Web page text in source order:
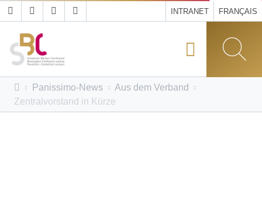
INTRANET FRANÇAIS
Panissimo-News
Aus dem Verband
Zentralvorstand in Kürze